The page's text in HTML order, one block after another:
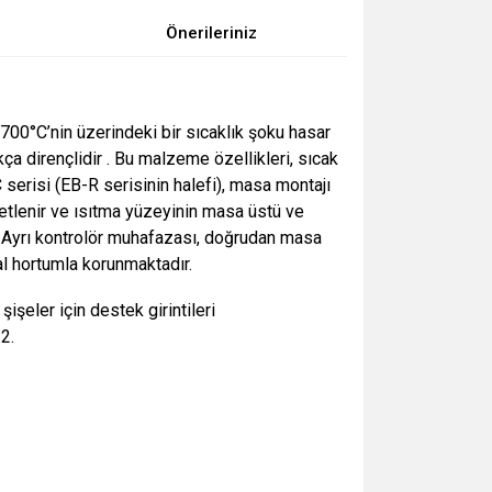
Önerileriniz
üzerindeki bir sıcaklık şoku hasar
dirençlidir . Bu malzeme özellikleri, sıcak
serisi (EB-R serisinin halefi), masa montajı
ve ısıtma yüzeyinin masa üstü ve
kontrolör muhafazası, doğrudan masa
korunmaktadır.
şişeler için destek girintileri